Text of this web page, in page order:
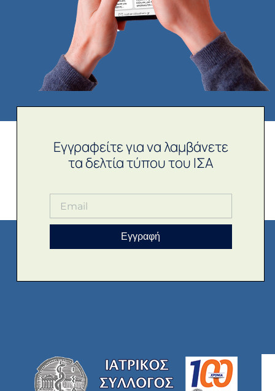
Εγγραφείτε για να λαμβάνετε
τα δελτία τύπου του ΙΣΑ
Εγγραφή